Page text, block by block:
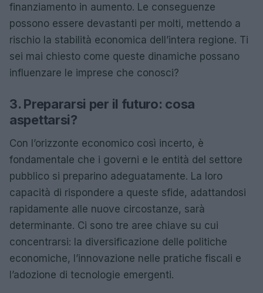
finanziamento in aumento. Le conseguenze
possono essere devastanti per molti, mettendo a
rischio la stabilità economica dell’intera regione. Ti
sei mai chiesto come queste dinamiche possano
influenzare le imprese che conosci?
3. Prepararsi per il futuro: cosa
aspettarsi?
Con l’orizzonte economico così incerto, è
fondamentale che i governi e le entità del settore
pubblico si preparino adeguatamente. La loro
capacità di rispondere a queste sfide, adattandosi
rapidamente alle nuove circostanze, sarà
determinante. Ci sono tre aree chiave su cui
concentrarsi: la diversificazione delle politiche
economiche, l’innovazione nelle pratiche fiscali e
l’adozione di tecnologie emergenti.